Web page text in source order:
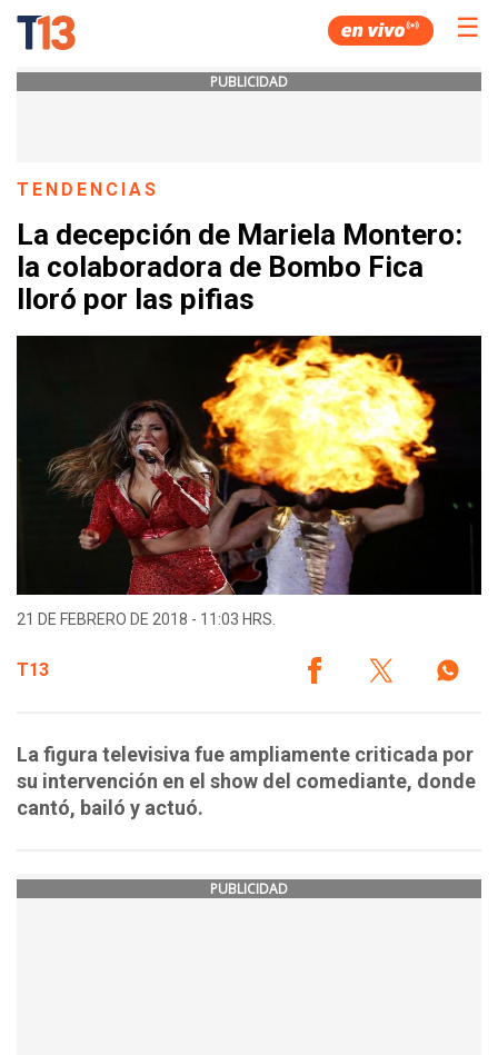
☰
PUBLICIDAD
TENDENCIAS
La decepción de Mariela Montero:
la colaboradora de Bombo Fica
lloró por las pifias
21 DE FEBRERO DE 2018 - 11:03 HRS.
T13
La figura televisiva fue ampliamente criticada por
su intervención en el show del comediante, donde
cantó, bailó y actuó.
PUBLICIDAD